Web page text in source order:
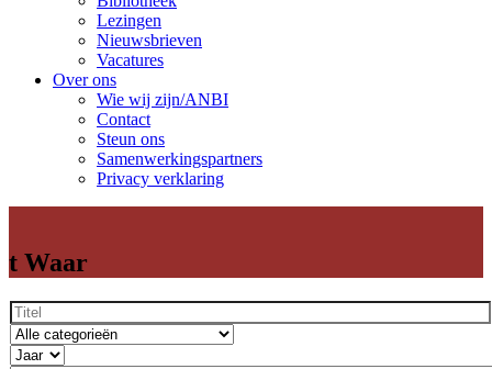
Lezingen
Nieuwsbrieven
Vacatures
Over ons
Wie wij zijn/ANBI
Contact
Steun ons
Samenwerkingspartners
Privacy verklaring
t Waar